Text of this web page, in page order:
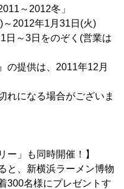
～2012冬」
2012年1月31日(火)
～3日をのぞく(営業は
の提供は、2011年12月
れになる場合がございま
ー」も同時開催！】
と、新横浜ラーメン博物
300名様にプレゼントす